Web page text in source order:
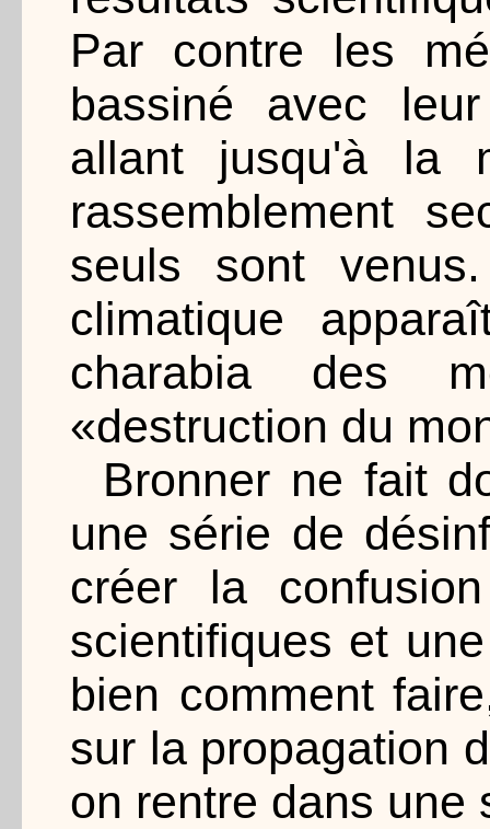
Par contre les
bassiné avec
allant jusqu'à la
rassemblement
seuls sont
climatique
charabia des
«destruction du
Bronner ne fait
une série de
créer la
scientifiques et
bien comment
sur la propagation
on rentre dans une